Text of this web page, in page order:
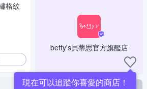
格紋
betty's貝蒂思官方旗艦店
現在可以追蹤你喜愛的商店！